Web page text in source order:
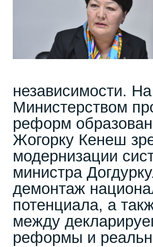
независимости.
Министерством
реформ
Жогорку Кенеш
модернизации
министра
демонтаж
потенциала, а
между
реформы и